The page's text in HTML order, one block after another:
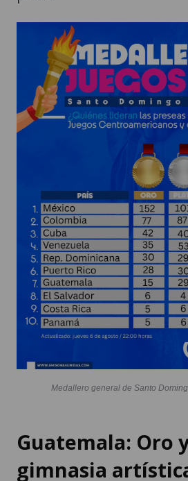
Medallero general de Santo
Guatemala: Oro
gimnasia